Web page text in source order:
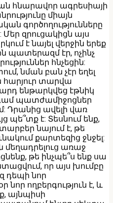
հնարավոր ագրեսիայի
միայն
գործողությունները
Մեր զրուցակիցն այս
է նայել վերջին երեք
պատերազմ էր, ոչինչ
հնչեցին:
նման բան չէր եղել
հարյուր տարվա
ենթարկվեց էթնիկ
պատժամիջոցներ
Դրանից ավելի վառ
է: Տեսնում ենք,
նայում է, թե
քարտեզից ջնջել:
մեղադրելուց առաջ
թե ինչպե՞ս ենք սա
որ այս խումբը
դեպի նոր
նոր ողբերգություն է, և
այնպիսի